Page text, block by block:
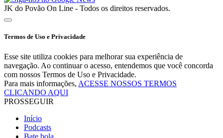
JK do Povão On Line - Todos os direitos reservados.
Termos de Uso e Privacidade
Esse site utiliza cookies para melhorar sua experiência de
navegação. Ao continuar o acesso, entendemos que você concorda
com nossos Termos de Uso e Privacidade.
Para mais informações, ACESSE NOSSOS TERMOS
CLICANDO AQUI
PROSSEGUIR
Início
Podcasts
Bate bola